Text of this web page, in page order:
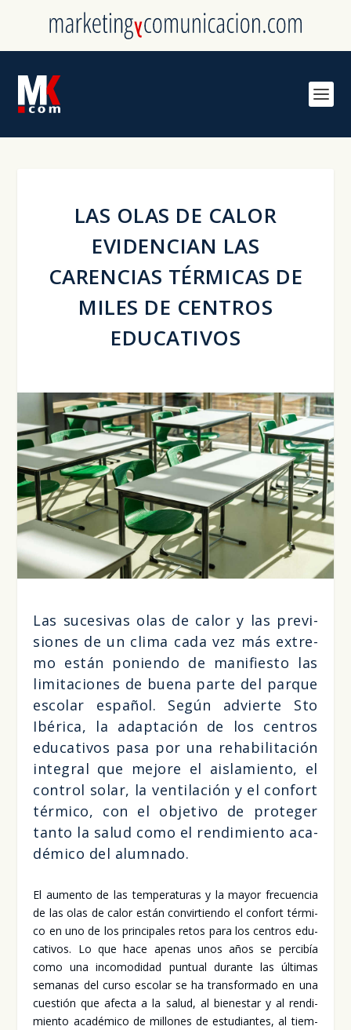
LAS OLAS DE CALOR
EVIDENCIAN LAS
CARENCIAS TÉRMICAS DE
MILES DE CENTROS
EDUCATIVOS
Las suce­si­vas olas de calor y las pre­vi­
sio­nes de un cli­ma cada vez más extre­
mo están ponien­do de mani­fies­to las
limi­ta­cio­nes de bue­na par­te del par­que
esco­lar espa­ñol. Según advier­te Sto
Ibé­ri­ca, la adap­ta­ción de los cen­tros
edu­ca­ti­vos pasa por una reha­bi­li­ta­ción
inte­gral que mejo­re el ais­la­mien­to, el
con­trol solar, la ven­ti­la­ción y el con­fort
tér­mi­co, con el obje­ti­vo de pro­te­ger
tan­to la salud como el ren­di­mien­to aca­
dé­mi­co del alum­na­do.
El aumen­to de las tem­pe­ra­tu­ras y la mayor fre­cuen­cia
de las olas de calor están con­vir­tien­do el con­fort tér­mi­
co en uno de los prin­ci­pa­les retos para los cen­tros edu­
ca­ti­vos. Lo que hace ape­nas unos años se per­ci­bía
como una inco­mo­di­dad pun­tual duran­te las últi­mas
sema­nas del cur­so esco­lar se ha trans­for­ma­do en una
cues­tión que afec­ta a la salud, al bien­es­tar y al ren­di­
mien­to aca­dé­mi­co de millo­nes de estu­dian­tes, al tiem­